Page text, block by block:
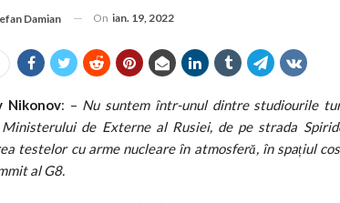
Damian On ian. 19, 2022
Nikonov: – Nu suntem într-unul dintre studiourile
de Externe al Rusiei, de pe strada
testelor cu arme nucleare în atmosferă, în spațiul
al G8.